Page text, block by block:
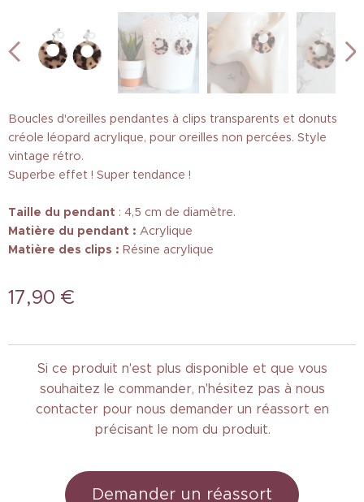
Boucles d'oreilles pendantes à clips transparents et donuts
créole léopard acrylique, pour oreilles non percées. Style
vintage rétro.
Superbe effet ! Super tendance !
Taille du pendant : 4,5 cm de diamètre.
Matière du pendant : Acrylique
Matière des clips : Résine acrylique
17,90 €
Si ce produit n'est plus disponible et que vous
souhaitez le commander, n'hésitez pas à nous
contacter pour nous demander un réassort en
précisant le nom du produit.
Demander un réassort